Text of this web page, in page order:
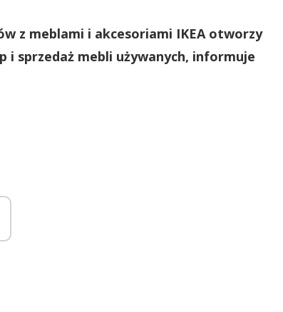
z meblami i akcesoriami IKEA otworzy
i sprzedaż mebli używanych, informuje